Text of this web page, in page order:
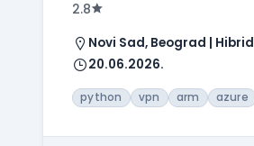
2.8
Novi Sad, Beograd | Hibrid
20.06.2026.
python vpn arm azure